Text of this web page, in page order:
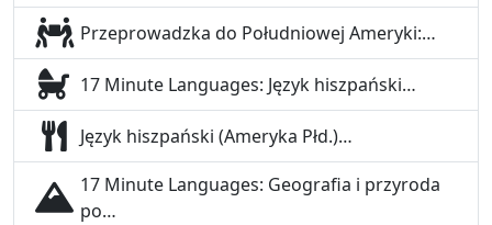
Przeprowadzka do Południowej Ameryki:…
17 Minute Languages: Język hiszpański…
Język hiszpański (Ameryka Płd.)…
17 Minute Languages: Geografia i przyroda
po…